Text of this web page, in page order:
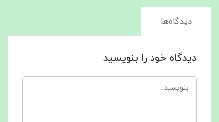
دیدگاه‌ها
دیدگاه خود را بنویسید